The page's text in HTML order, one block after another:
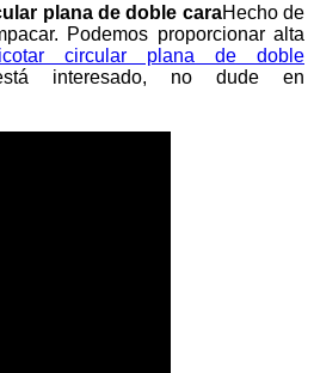
plana de doble caraHecho de
Podemos proporcionar alta
circular plana de doble
interesado, no dude en